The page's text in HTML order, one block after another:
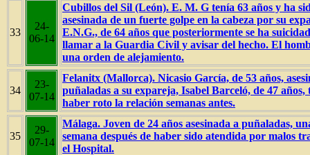
33
24-
06-14
Cubillos del Sil (León). E. M. G tenía 63 años y ha
asesinada de un fuerte golpe en la cabeza por su
E.N.G., de 64 años que posteriormente se ha
llamar a la Guardia Civil y avisar del hecho. El
una orden de alejamiento.
34
23-
07-14
Felanitx (Mallorca). Nicasio García, de 53 años,
puñaladas a su expareja, Isabel Barceló, de 47 años,
haber roto la relación semanas antes.
35
29-
07-14
Málaga. Joven de 24 años asesinada a puñaladas,
semana después de haber sido atendida por malos
el Hospital.